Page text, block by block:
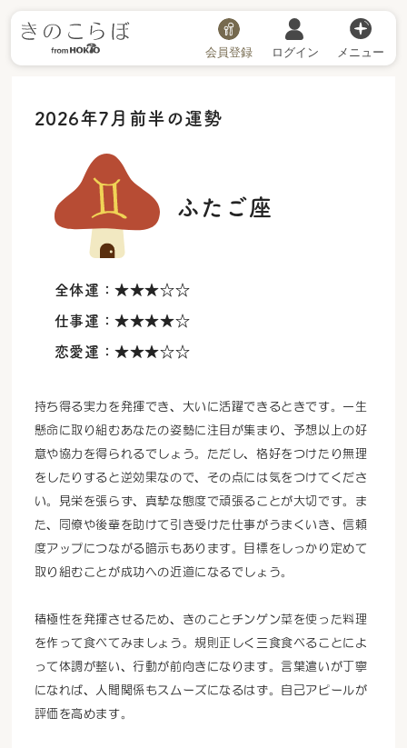
会員登録 ログイン メニュー
2026年7月前半の運勢
ふたご座
全体運：★★★☆☆
仕事運：★★★★☆
恋愛運：★★★☆☆
持ち得る実力を発揮でき、大いに活躍できるときです。一生
懸命に取り組むあなたの姿勢に注目が集まり、予想以上の好
意や協力を得られるでしょう。ただし、格好をつけたり無理
をしたりすると逆効果なので、その点には気をつけてくださ
い。見栄を張らず、真摯な態度で頑張ることが大切です。ま
た、同僚や後輩を助けて引き受けた仕事がうまくいき、信頼
度アップにつながる暗示もあります。目標をしっかり定めて
取り組むことが成功への近道になるでしょう。
積極性を発揮させるため、きのことチンゲン菜を使った料理
を作って食べてみましょう。規則正しく三食食べることによ
って体調が整い、行動が前向きになります。言葉遣いが丁寧
になれば、人間関係もスムーズになるはず。自己アピールが
評価を高めます。